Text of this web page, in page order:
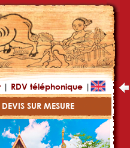
| RDV téléphonique |
DEVIS SUR MESURE